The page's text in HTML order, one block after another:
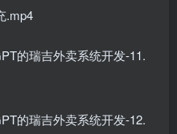
.mp4
的瑞吉外卖系统开发-11.
的瑞吉外卖系统开发-12.